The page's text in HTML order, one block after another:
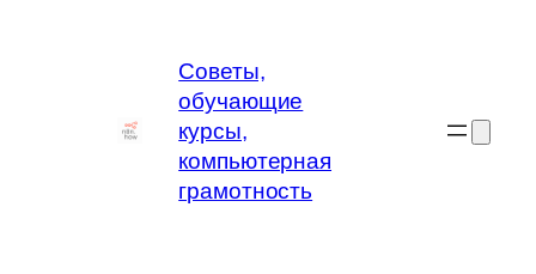
Советы,
обучающие
курсы,
компьютерная
грамотность